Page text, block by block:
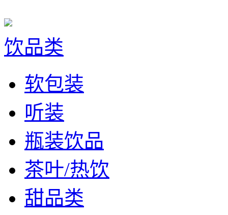
饮品类
软包装
听装
瓶装饮品
茶叶/热饮
甜品类